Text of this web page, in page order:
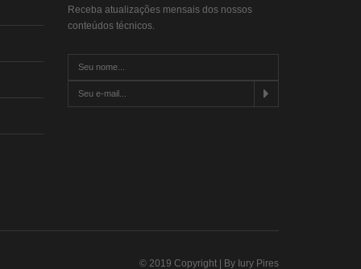
Receba atualizações mensais dos nossos
conteúdos técnicos.
© 2019 Copyright | By Iury Pires